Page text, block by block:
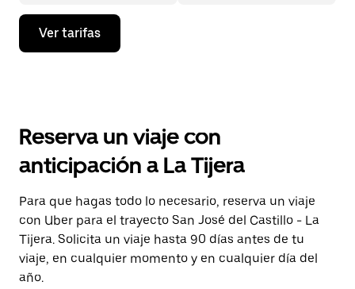
Presiona
flecha
el
y
selecciona
una
fecha.
Presiona
la
tecla Esc
para
cerrar
Ver tarifas
Reserva un viaje con
anticipación a La Tijera
Para que hagas todo lo necesario, reserva un viaje
con Uber para el trayecto San José del Castillo - La
Tijera. Solicita un viaje hasta 90 días antes de tu
viaje, en cualquier momento y en cualquier día del
año.